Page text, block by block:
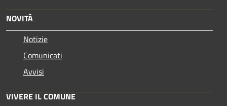
NOVITÀ
Notizie
Comunicati
Avvisi
VIVERE IL COMUNE